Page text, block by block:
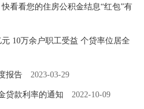
看看您的住房公积金结息“红包”有
10万余户职工受益 个贷率位居全
报告 2023-03-29
贷款利率的通知 2022-10-09